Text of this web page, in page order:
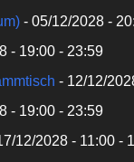
- 05/12/2028 -
- 19:00 - 23:59
- 12/12/
- 19:00 - 23:59
12/2028 - 11:00 -